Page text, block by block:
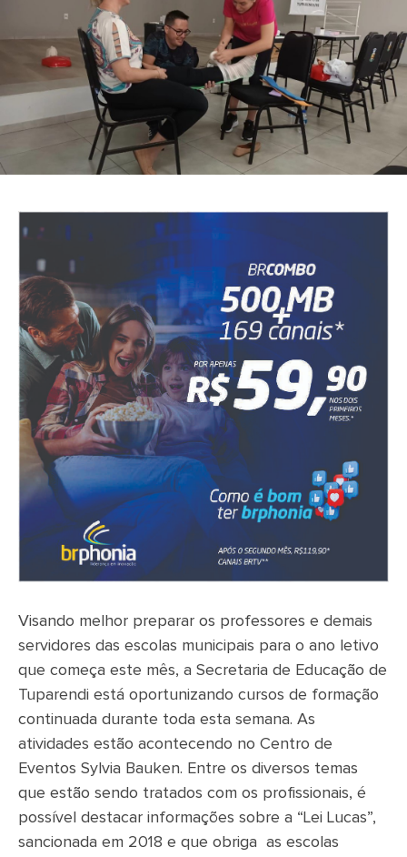
Visando melhor preparar os professores e demais
servidores das escolas municipais para o ano letivo
que começa este mês, a Secretaria de Educação de
Tuparendi está oportunizando cursos de formação
continuada durante toda esta semana. As
atividades estão acontecendo no Centro de
Eventos Sylvia Bauken. Entre os diversos temas
que estão sendo tratados com os profissionais, é
possível destacar informações sobre a “Lei Lucas”,
sancionada em 2018 e que obriga as escolas